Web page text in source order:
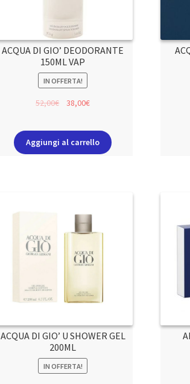
ACQUA DI GIO’ DEODORANTE
150ML VAP
IN OFFERTA!
52,00€ 38,00€
Aggiungi al carrello
ACQUA DI GIO’ U SHOWER GEL
200ML
IN OFFERTA!